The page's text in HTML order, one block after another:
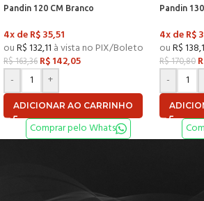
Pandin 120 CM Branco
4x deR$35,51
ouR$132,11 à vista no PIX/Boleto
R$163,36 R$142,05
-
+
ADICIONAR AO CARRINHO
Comprar pelo Whats
Pandin
4x deR$
ouR$
R$170,80
-